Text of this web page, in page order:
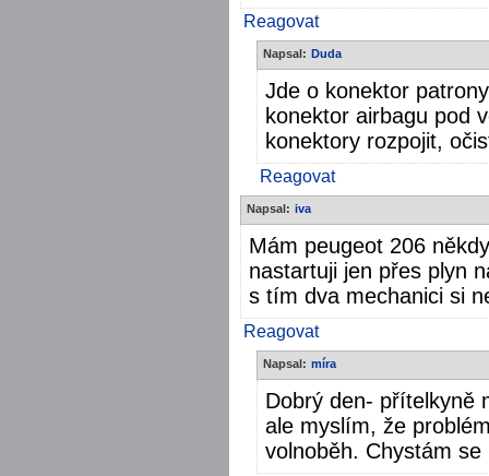
Reagovat
Napsal: Duda
Jde o konektor
konektor airbagu pod
konektory rozpojit,
Reagovat
Napsal: iva
Mám peugeot 206
nastartuji jen přes plyn
s tím dva mechanici si
Reagovat
Napsal: míra
Dobrý den- přítelkyně
ale myslím, že
volnoběh. Chystám